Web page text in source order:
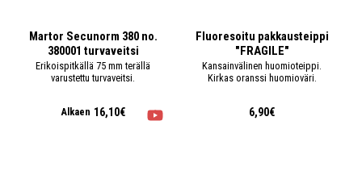
Martor Secunorm 380 no.
380001 turvaveitsi
Erikoispitkällä 75 mm terällä
varustettu turvaveitsi.
Alkaen 16,10€
Fluoresoitu pakkausteippi
"FRAGILE"
Kansainvälinen huomioteippi.
Kirkas oranssi huomioväri.
6,90€